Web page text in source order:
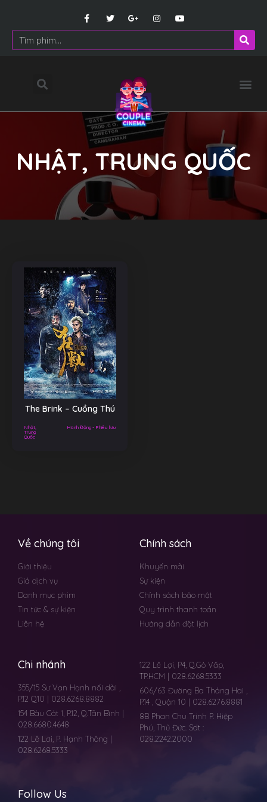
NHẬT, TRUNG QUỐC
The Brink – Cuồng Thú
Nhật,
Trung
Quốc
Hành Động - Phiêu lưu
Về chúng tôi
Giới thiệu
Giá dịch vụ
Danh mục phim
Tin tức & sự kiện
Liên hệ
Chính sách
Khuyến mãi
Sự kiện
Chính sách bảo mật
Quy trình thanh toán
Hướng dẫn đặt lịch
Chi nhánh
355/15 Sư Vạn Hạnh nối dài ,
P.12 Q10 | 028.6268.8882
154 Bàu Cát 1, P.12, Q.Tân Bình |
028.6680.4648
122 Lê Lơi, P. Hạnh Thông |
028.6268.5333
122 Lê Lợi, P4, Q.Gò Vấp,
TP.HCM | 028.6268.5333
606/63 Đường Ba Tháng Hai ,
P.14 , Quận 10 | 028.6276.8881
8B Phan Chu Trinh P. Hiệp
Phú, Thủ Đức. Sdt :
028.2242.2000
Follow Us